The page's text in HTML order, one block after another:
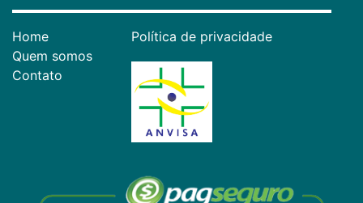
Home
Quem somos
Contato
Política de privacidade